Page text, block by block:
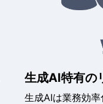
生成AIは業務効
生成AI特有の